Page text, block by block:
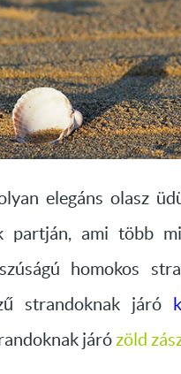
elegáns olasz
partján, ami több
homokos
strandoknak járó
járó zöld